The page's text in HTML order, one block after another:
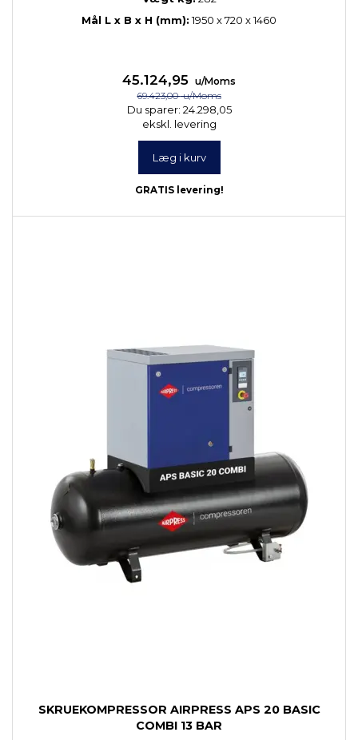
Mål L x B x H (mm):1950 x 720 x 1460
45.124,95
u/Moms
69.423,00u/Moms
Du sparer: 24.298,05
ekskl. levering
Læg i kurv
GRATIS levering!
SKRUEKOMPRESSOR AIRPRESS APS 20 BASIC
COMBI 13 BAR